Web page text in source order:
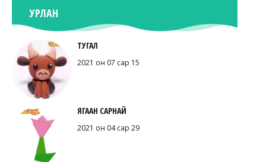
УРЛАН
ТУГАЛ
2021 он 07 сар 15
ЯГААН САРНАЙ
2021 он 04 сар 29